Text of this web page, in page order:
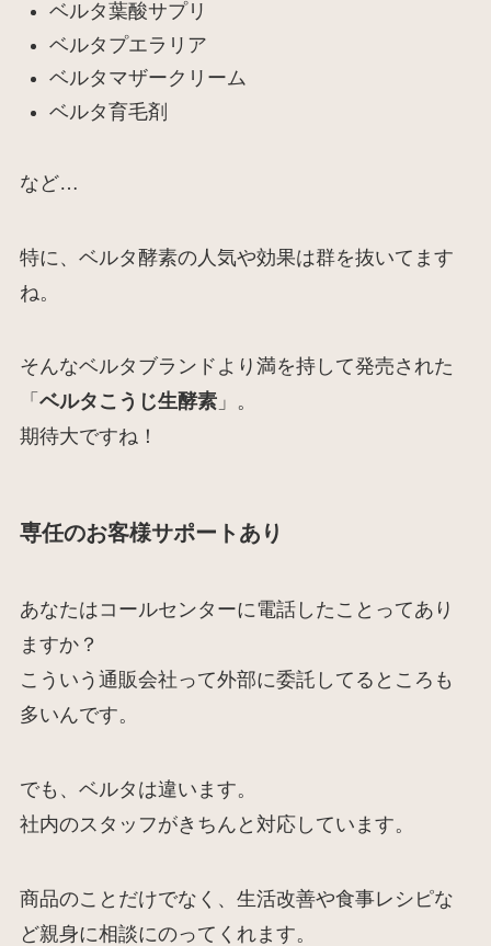
ベルタ葉酸サプリ
ベルタプエラリア
ベルタマザークリーム
ベルタ育毛剤
など…
特に、ベルタ酵素の人気や効果は群を抜いてます
ね。
そんなベルタブランドより満を持して発売された
「 ベルタこうじ生酵素」。
期待大ですね！
専任のお客様サポートあり
あなたはコールセンターに電話したことってあり
ますか？
こういう通販会社って外部に委託してるところも
多いんです。
でも、ベルタは違います。
社内のスタッフがきちんと対応しています。
商品のことだけでなく、生活改善や食事レシピな
ど親身に相談にのってくれます。